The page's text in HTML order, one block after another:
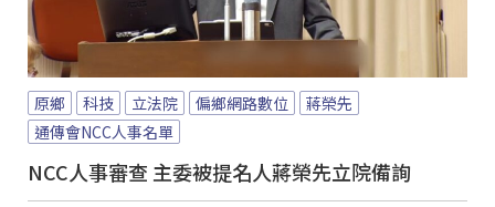
原鄉 科技 立法院 偏鄉網路數位
蔣榮先
通傳會NCC人事名單
NCC人事審查 主委被提名人蔣榮先立院備詢